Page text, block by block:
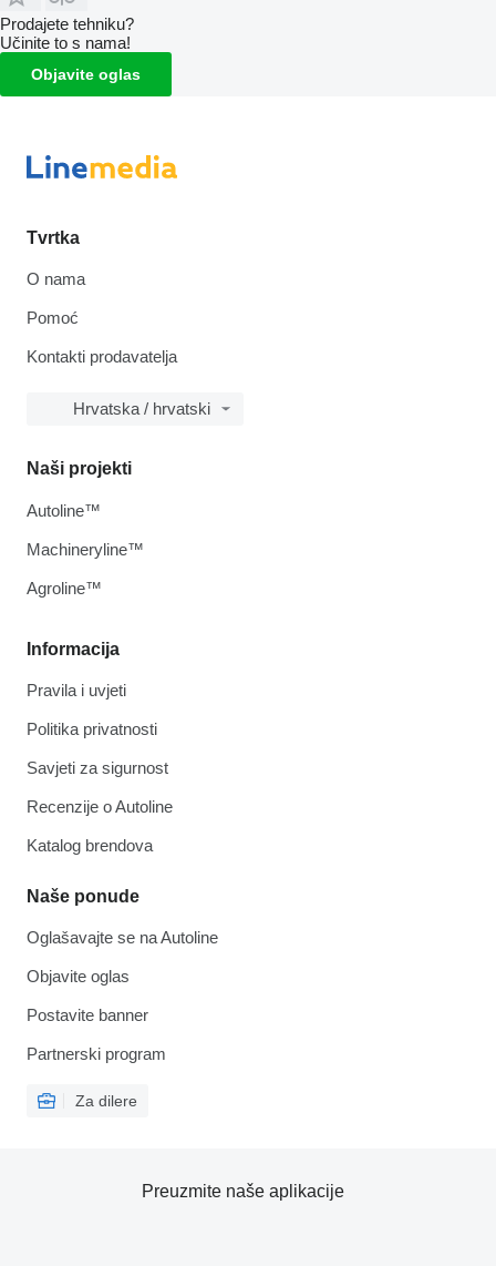
Prodajete tehniku?
Učinite to s nama!
Objavite oglas
Tvrtka
O nama
Pomoć
Kontakti prodavatelja
Hrvatska / hrvatski
Informacija
Pravila i uvjeti
Politika privatnosti
Savjeti za sigurnost
Recenzije o Autoline
Katalog brendova
Naše ponude
Oglašavajte se na Autoline
Objavite oglas
Postavite banner
Partnerski program
Za dilere
Naši projekti
Autoline™
Machineryline™
Agroline™
Preuzmite naše aplikacije